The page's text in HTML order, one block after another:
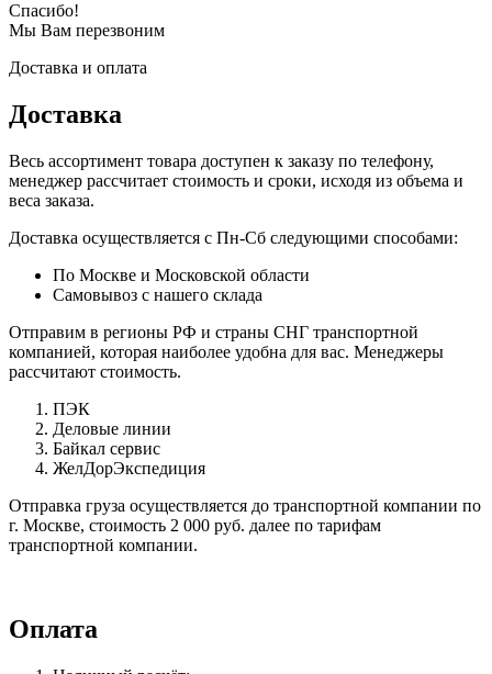
Спасибо!
Мы Вам перезвоним
Доставка и оплата
Доставка
Весь ассортимент товара доступен к заказу по телефону,
менеджер рассчитает стоимость и сроки, исходя из объема и
веса заказа.
Доставка осуществляется с Пн-Сб следующими способами:
По Москве и Московской области
Самовывоз с нашего склада
Отправим в регионы РФ и страны СНГ транспортной
компанией, которая наиболее удобна для вас. Менеджеры
рассчитают стоимость.
ПЭК
Деловые линии
Байкал сервис
ЖелДорЭкспедиция
Отправка груза осуществляется до транспортной компании по
г. Москве, стоимость 2 000 руб. далее по тарифам
транспортной компании.
Оплата